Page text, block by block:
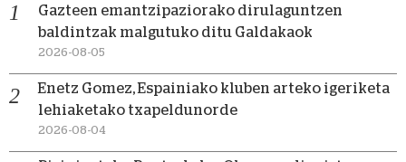
Gazteen emantzipaziorako dirulaguntzen
baldintzak malgutuko ditu Galdakaok
2026-08-05
Enetz Gomez, Espainiako kluben arteko igeriketa
lehiaketako txapeldunorde
2026-08-04